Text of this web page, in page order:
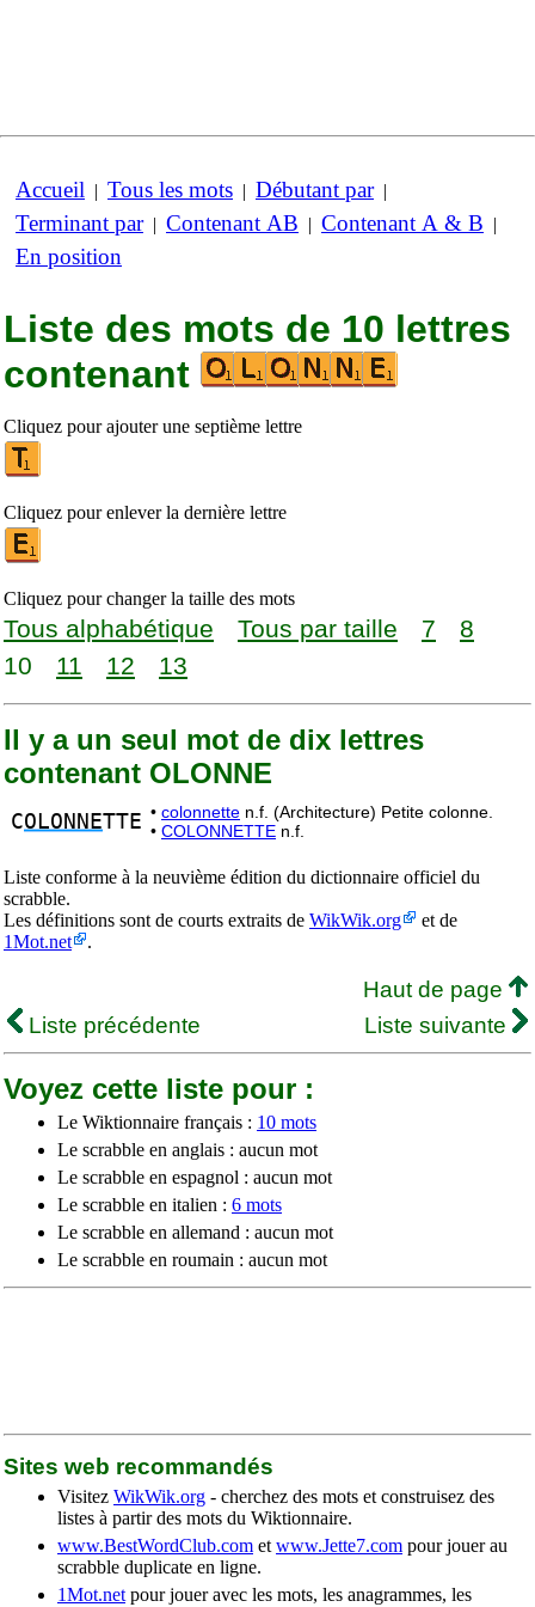
Accueil | Tous les mots | Débutant par|
Terminant par| Contenant AB | Contenant A & B |
En position
Liste des mots de 10 lettres
contenant
Cliquez pour ajouter une septième lettre
Cliquez pour enlever la dernière lettre
Cliquez pour changer la taille des mots
Tous alphabétique Tous par taille 7
8
10
11 12 13
Il y a un seul mot de dix lettres
contenant OLONNE
COLONNETTE • colonnette n.f. (Architecture) Petite colonne.
• COLONNETTE n.f.
Liste conforme à la neuvième édition du dictionnaire officiel du
scrabble.
Les définitions sont de courts extraits de WikWik.org
et de
1Mot.net
.
Haut de page
Liste précédente
Liste suivante
Voyez cette liste pour :
Le Wiktionnaire français : 10 mots
Le scrabble en anglais : aucun mot
Le scrabble en espagnol : aucun mot
Le scrabble en italien : 6 mots
Le scrabble en allemand : aucun mot
Le scrabble en roumain : aucun mot
Sites web recommandés
Visitez WikWik.org - cherchez des mots et construisez des
listes à partir des mots du Wiktionnaire.
www.BestWordClub.com et www.Jette7.com pour jouer au
scrabble duplicate en ligne.
1Mot.net pour jouer avec les mots, les anagrammes, les